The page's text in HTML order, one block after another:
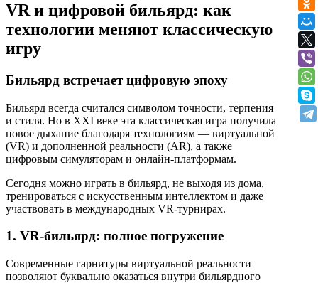
VR и цифровой бильярд: как
технологии меняют классическую
игру
Бильярд встречает цифровую эпоху
Бильярд всегда считался символом точности, терпения
и стиля. Но в XXI веке эта классическая игра получила
новое дыхание благодаря технологиям — виртуальной
(VR) и дополненной реальности (AR), а также
цифровым симуляторам и онлайн-платформам.
Сегодня можно играть в бильярд, не выходя из дома,
тренироваться с искусственным интеллектом и даже
участвовать в международных VR-турнирах.
1. VR-бильярд: полное погружение
Современные гарнитуры виртуальной реальности
позволяют буквально оказаться внутри бильярдного